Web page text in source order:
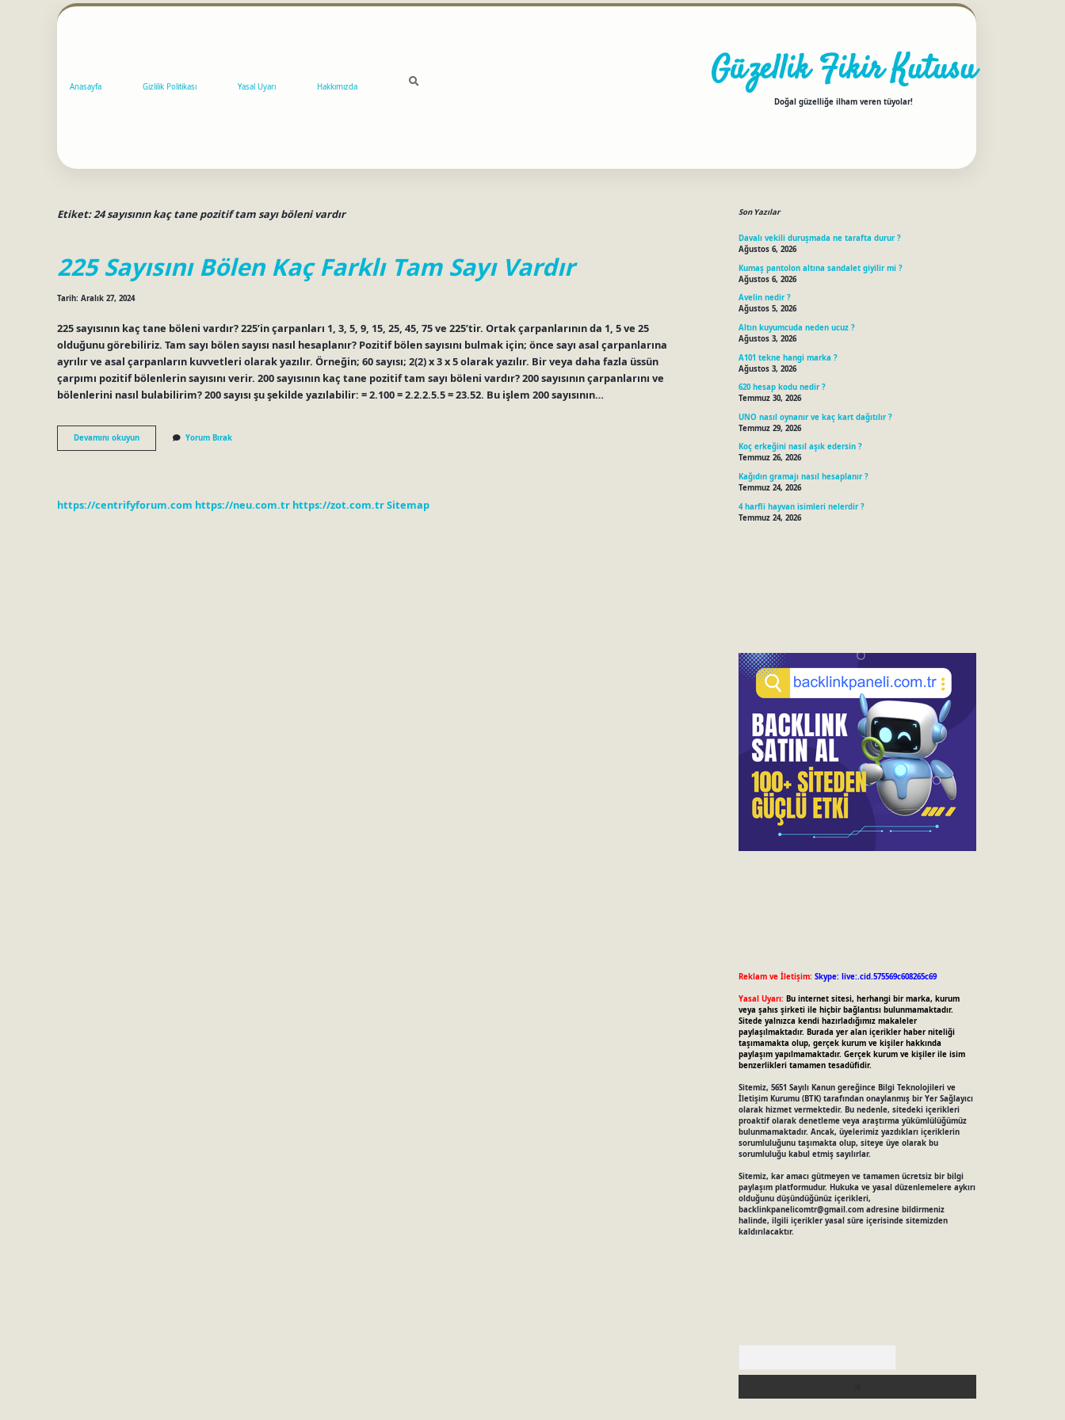
Anasayfa Gizlilik Politikası Yasal Uyarı Hakkımızda Güzellik Fikir Kutusu
Doğal güzelliğe ilham veren tüyolar!
Etiket:24 sayısının kaç tane pozitif tam sayı böleni vardır
225 Sayısını Bölen Kaç Farklı Tam Sayı Vardır
Tarih: Aralık 27, 2024
225 sayısının kaç tane böleni vardır? 225’in çarpanları 1, 3, 5, 9, 15, 25, 45, 75 ve 225’tir. Ortak çarpanlarının da 1, 5 ve 25
olduğunu görebiliriz. Tam sayı bölen sayısı nasıl hesaplanır? Pozitif bölen sayısını bulmak için; önce sayı asal çarpanlarına
ayrılır ve asal çarpanların kuvvetleri olarak yazılır. Örneğin; 60 sayısı; 2(2) x 3 x 5 olarak yazılır. Bir veya daha fazla üssün
çarpımı pozitif bölenlerin sayısını verir. 200 sayısının kaç tane pozitif tam sayı böleni vardır? 200 sayısının çarpanlarını ve
bölenlerini nasıl bulabilirim? 200 sayısı şu şekilde yazılabilir: = 2.100 = 2.2.2.5.5 = 23.52. Bu işlem 200 sayısının…
Devamını okuyun225
Sayısını
Sayı
Yorum Bırak
https://centrifyforum.com https://neu.com.tr https://zot.com.trSitemap
Son Yazılar
Davalı vekili duruşmada ne tarafta durur ?
Ağustos 6, 2026
Kumaş pantolon altına sandalet giyilir mi ?
Ağustos 6, 2026
Avelin nedir ?
Ağustos 5, 2026
Altın kuyumcuda neden ucuz ?
Ağustos 3, 2026
A101 tekne hangi marka ?
Ağustos 3, 2026
620 hesap kodu nedir ?
Temmuz 30, 2026
UNO nasıl oynanır ve kaç kart dağıtılır ?
Temmuz 29, 2026
Koç erkeğini nasıl aşık edersin ?
Temmuz 26, 2026
Kağıdın gramajı nasıl hesaplanır ?
Temmuz 24, 2026
4 harfli hayvan isimleri nelerdir ?
Temmuz 24, 2026
Reklam ve İletişim: Skype: live:.cid.575569c608265c69
Yasal Uyarı: Bu internet sitesi, herhangi bir marka, kurum
veya şahıs şirketi ile hiçbir bağlantısı bulunmamaktadır.
Sitede yalnızca kendi hazırladığımız makaleler
paylaşılmaktadır. Burada yer alan içerikler haber niteliği
taşımamakta olup, gerçek kurum ve kişiler hakkında
paylaşım yapılmamaktadır. Gerçek kurum ve kişiler ile isim
benzerlikleri tamamen tesadüfidir.
Sitemiz, 5651 Sayılı Kanun gereğince Bilgi Teknolojileri ve
İletişim Kurumu (BTK) tarafından onaylanmış bir Yer Sağlayıcı
olarak hizmet vermektedir. Bu nedenle, sitedeki içerikleri
proaktif olarak denetleme veya araştırma yükümlülüğümüz
bulunmamaktadır. Ancak, üyelerimiz yazdıkları içeriklerin
sorumluluğunu taşımakta olup, siteye üye olarak bu
sorumluluğu kabul etmiş sayılırlar.
Sitemiz, kar amacı gütmeyen ve tamamen ücretsiz bir bilgi
paylaşım platformudur. Hukuka ve yasal düzenlemelere aykırı
olduğunu düşündüğünüz içerikleri,
backlinkpanelicomtr@gmail.comadresine bildirmeniz
halinde, ilgili içerikler yasal süre içerisinde sitemizden
kaldırılacaktır.